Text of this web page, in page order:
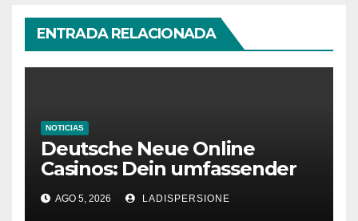
ENTRADA RELACIONADA
NOTICIAS
Deutsche Neue Online
Casinos: Dein umfassender
Ratgeber für moderne
Glücksspielplattformen
AGO 5, 2026 LADISPERSIONE